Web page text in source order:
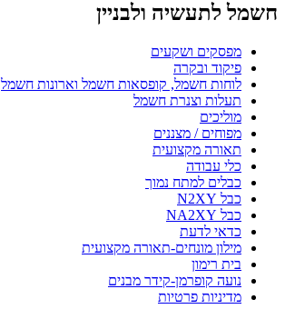
חשמל לתעשיה ולבניין
מפסקים ושקעים
פיקוד ובקרה
לוחות חשמל, קופסאות חשמל וארונות חשמל
תעלות וצנרת חשמל
מוליכים
מפוחים / מצננים
תאורה מקצועית
כלי עבודה
כבלים למתח נמוך
כבל N2XY
כבל NA2XY
כדאי לדעת
מילון מונחים-תאורה מקצועית
בית רימון
נועה קופרמן-קידר מבנים
מדיניות פרטיות